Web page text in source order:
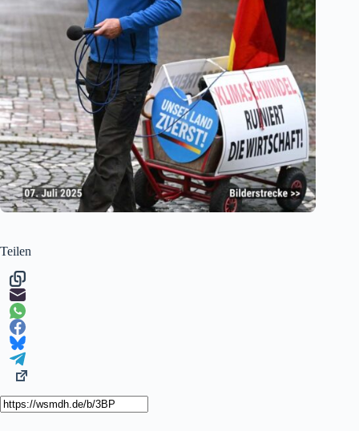
Teilen